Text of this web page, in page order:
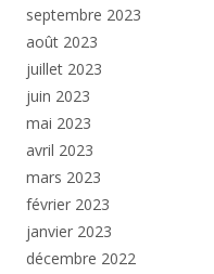
septembre 2023
août 2023
juillet 2023
juin 2023
mai 2023
avril 2023
mars 2023
février 2023
janvier 2023
décembre 2022